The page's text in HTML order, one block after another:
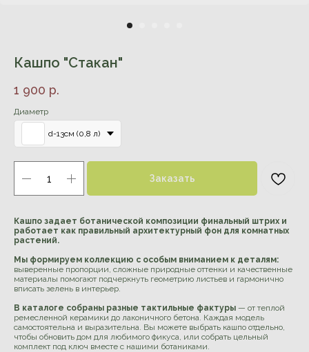
Кашпо "Стакан"
1 900 р.
Диаметр
d-13см (0,8 л)
Заказать
Кашпо задает ботанической композиции финальный штрих и
работает как правильный архитектурный фон для комнатных
растений.
Мы формируем коллекцию с особым вниманием к деталям:
выверенные пропорции, сложные природные оттенки и качественные
материалы помогают подчеркнуть геометрию листьев и гармонично
вписать зелень в интерьер.
В каталоге собраны разные тактильные фактуры — от теплой
ремесленной керамики до лаконичного бетона. Каждая модель
самостоятельна и выразительна. Вы можете выбрать кашпо отдельно,
чтобы обновить дом для любимого фикуса, или собрать цельный
комплект под ключ вместе с нашими ботаниками.